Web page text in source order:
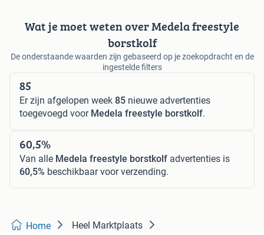
Wat je moet weten over Medela freestyle
borstkolf
De onderstaande waarden zijn gebaseerd op je zoekopdracht en de
ingestelde filters
85
Er zijn afgelopen week 85 nieuwe advertenties
toegevoegd voor Medela freestyle borstkolf.
60,5%
Van alle Medela freestyle borstkolf advertenties is
60,5% beschikbaar voor verzending.
Home Heel Marktplaats